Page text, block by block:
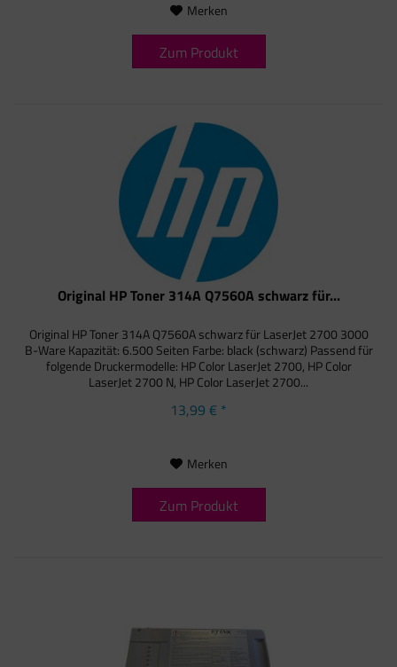
Merken
Zum Produkt
Original HP Toner 314A Q7560A schwarz für...
Original HP Toner 314A Q7560A schwarz für LaserJet 2700 3000
B-Ware Kapazität: 6.500 Seiten Farbe: black (schwarz) Passend für
folgende Druckermodelle: HP Color LaserJet 2700, HP Color
LaserJet 2700 N, HP Color LaserJet 2700...
13,99 € *
Merken
Zum Produkt